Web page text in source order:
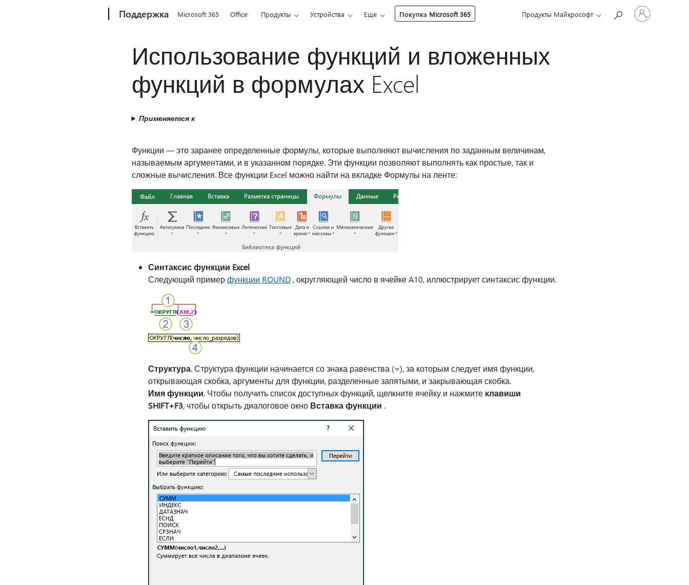
Поддержка Microsoft 365 Office Продукты Устройства Еще Покупка Microsoft 365 Продукты Майкрософт
Войдите
учетную
Использование функций и вложенных
функций в формулах Excel
Применяется к
Функции — это заранее определенные формулы, которые выполняют вычисления по заданным величинам,
называемым аргументами, и в указанном порядке. Эти функции позволяют выполнять как простые, так и
сложные вычисления. Все функции Excel можно найти на вкладке Формулы на ленте:
Синтаксис функции Excel
Следующий примерфункции ROUND, округляющей число в ячейке A10, иллюстрирует синтаксис функции.
Структура. Структура функции начинается со знака равенства (=), за которым следует имя функции,
открывающая скобка, аргументы для функции, разделенные запятыми, и закрывающая скобка.
Имя функции. Чтобы получить список доступных функций, щелкните ячейку и нажмите клавиши
SHIFT+F3, чтобы открыть диалоговое окно Вставка функции .